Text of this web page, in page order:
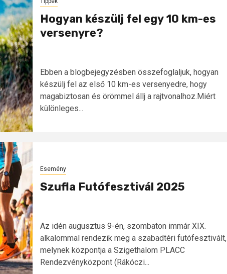
Hogyan készülj fel egy 10 km-es
versenyre?
Ebben a blogbejegyzésben összefoglaljuk, hogyan
készülj fel az első 10 km-es versenyedre, hogy
magabiztosan és örömmel állj a rajtvonalhoz.Miért
különleges...
Esemény
Szufla Futófesztivál 2025
Az idén augusztus 9-én, szombaton immár XIX.
alkalommal rendezik meg a szabadtéri futófesztivált,
melynek központja a Szigethalom PLACC
Rendezvényközpont (Rákóczi...